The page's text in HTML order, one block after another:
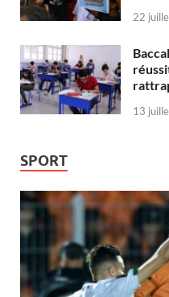
22
13
SPORT